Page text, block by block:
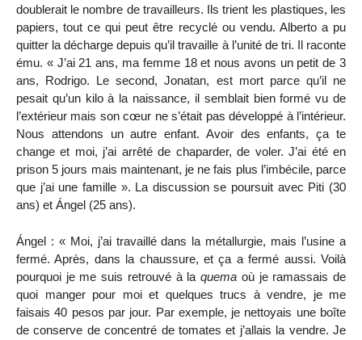
doublerait le nombre de travailleurs. Ils trient les plastiques, les
papiers, tout ce qui peut être recyclé ou vendu. Alberto a pu
quitter la décharge depuis qu’il travaille à l’unité de tri. Il raconte
ému. « J’ai 21 ans, ma femme 18 et nous avons un petit de 3
ans, Rodrigo. Le second, Jonatan, est mort parce qu’il ne
pesait qu’un kilo à la naissance, il semblait bien formé vu de
l’extérieur mais son cœur ne s’était pas développé à l’intérieur.
Nous attendons un autre enfant. Avoir des enfants, ça te
change et moi, j’ai arrêté de chaparder, de voler. J’ai été en
prison 5 jours mais maintenant, je ne fais plus l’imbécile, parce
que j’ai une famille ». La discussion se poursuit avec Piti (30
ans) et Ángel (25 ans).
Ángel : « Moi, j’ai travaillé dans la métallurgie, mais l’usine a
fermé. Après, dans la chaussure, et ça a fermé aussi. Voilà
pourquoi je me suis retrouvé à laquema où je ramassais de
quoi manger pour moi et quelques trucs à vendre, je me
faisais 40 pesos par jour. Par exemple, je nettoyais une boîte
de conserve de concentré de tomates et j’allais la vendre. Je